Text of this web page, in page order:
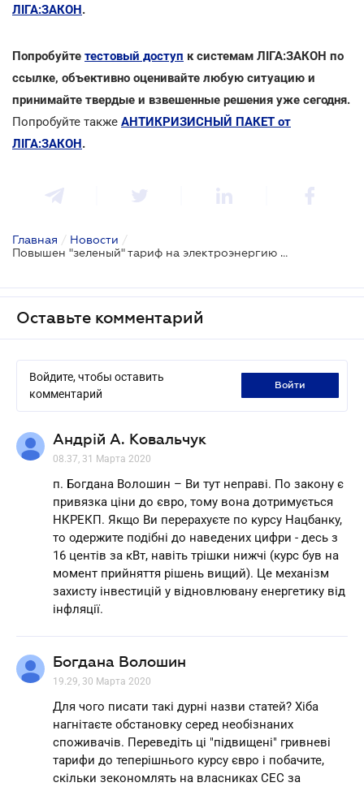
ЛІГА:ЗАКОН.
Попробуйте тестовый доступ к системам ЛІГА:ЗАКОН по
ссылке, объективно оценивайте любую ситуацию и
принимайте твердые и взвешенные решения уже сегодня.
Попробуйте также АНТИКРИЗИСНЫЙ ПАКЕТ от
ЛІГА:ЗАКОН.
Главная / Новости /
Повышен "зеленый" тариф на электроэнергию для частных домохозяйств
Оставьте комментарий
Войдите, чтобы оставить
комментарий
войти
Андрій А. Ковальчук
08.37, 31 Марта 2020
п. Богдана Волошин – Ви тут неправі. По закону є
привязка ціни до євро, тому вона дотримується
НКРЕКП. Якщо Ви перерахуєте по курсу Нацбанку,
то одержите подібні до наведених цифри - десь з
16 центів за кВт, навіть трішки нижчі (курс був на
момент прийняття рішень вищий). Це механізм
захисту інвестицій у відновлювану енергетику від
інфляції.
Богдана Волошин
19.29, 30 Марта 2020
Для чого писати такі дурні назви статей? Хіба
нагнітаєте обстановку серед необізнаних
споживачів. Переведіть ці "підвищені" гривневі
тарифи до теперішнього курсу євро і побачите,
скільки зекономлять на власниках СЕС за